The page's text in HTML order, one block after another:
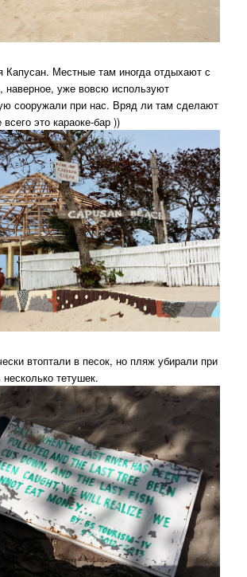
Капусан. Местные там иногда отдыхают с
наверное, уже вовсю используют
сооружали при нас. Вряд ли там сделают
это караоке-бар ))
втоптали в песок, но пляж убирали при
тетушек.